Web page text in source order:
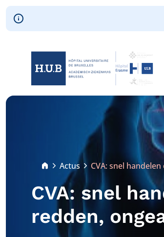
Skip to main content
Skip
Breadcrumb
Actus
Current:
CVA: snel
CVA: snel
redden,